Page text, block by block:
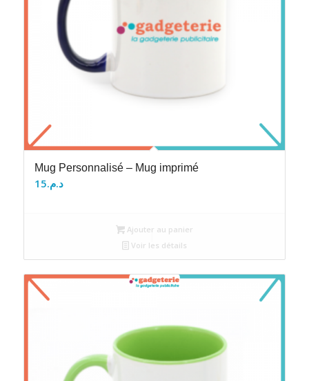
Mug Personnalisé – Mug imprimé
د.م.15
Ajouter au panier
Voir les détails